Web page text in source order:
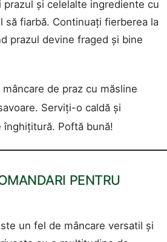
prazul și celelalte ingrediente cu
să fiarbă. Continuați fierberea la
prazul devine fraged și bine
de praz cu măsline
Serviți-o caldă și
Poftă bună!
PENTRU
un fel de mâncare versatil și